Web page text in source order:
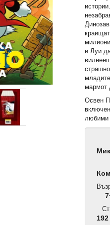
и Луи
мармот
Освен
любими